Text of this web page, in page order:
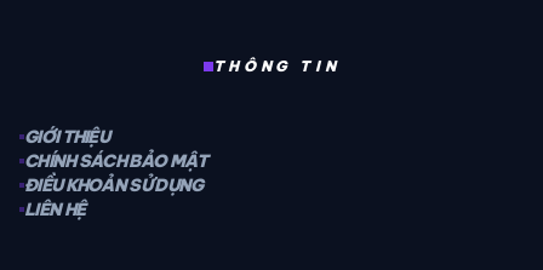
THÔNG TIN
GIỚI THIỆU
CHÍNH SÁCH BẢO MẬT
ĐIỀU KHOẢN SỬ DỤNG
LIÊN HỆ